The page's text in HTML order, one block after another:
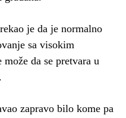
je da je normalno
sa visokim
da se pretvara u
zapravo bilo kome pa